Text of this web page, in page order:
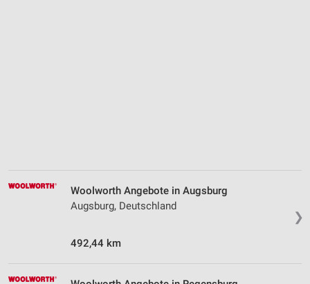
❯
Woolworth Angebote in Augsburg
Augsburg, Deutschland
492,44 km